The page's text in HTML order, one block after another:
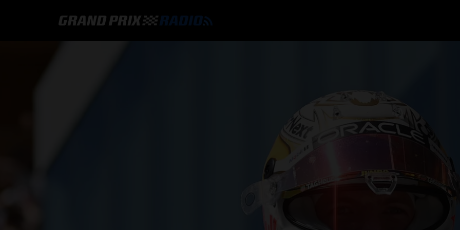
F1 UPDATES
F1 COUREURS KAMPIOENSCHAP